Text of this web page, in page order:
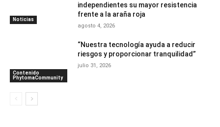
Noticias
independientes su mayor resistencia
frente a la araña roja
agosto 4, 2026
Contenido
PhytomaCommunity
“Nuestra tecnología ayuda a reducir
riesgos y proporcionar tranquilidad”
julio 31, 2026